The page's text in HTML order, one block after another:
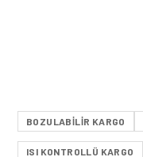
BOZULABILIR KARGO
ISI KONTROLLÜ KARGO